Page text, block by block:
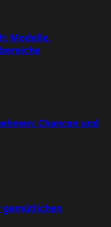
Modelle,
Chancen und
gemütlichen